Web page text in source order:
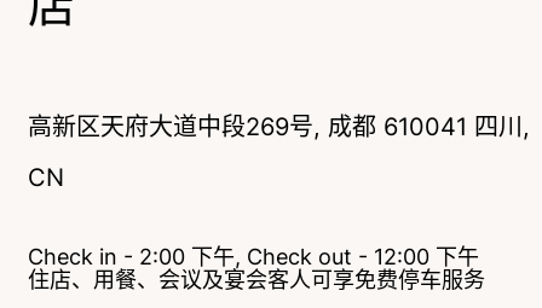
高新区天府大道中段269号, 成都 610041 四川,
CN
Check in - 2:00 下午, Check out - 12:00 下午
住店、用餐、会议及宴会客人可享免费停车服务